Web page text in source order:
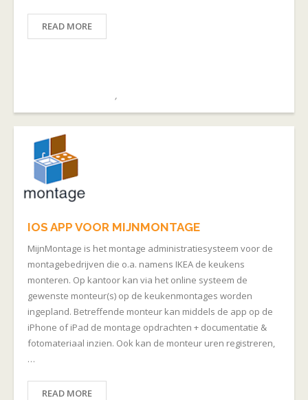
READ MORE
,
IOS APP VOOR MIJNMONTAGE
MijnMontage is het montage administratiesysteem voor de
montagebedrijven die o.a. namens IKEA de keukens
monteren. Op kantoor kan via het online systeem de
gewenste monteur(s) op de keukenmontages worden
ingepland. Betreffende monteur kan middels de app op de
iPhone of iPad de montage opdrachten + documentatie &
fotomateriaal inzien. Ook kan de monteur uren registreren,
…
READ MORE